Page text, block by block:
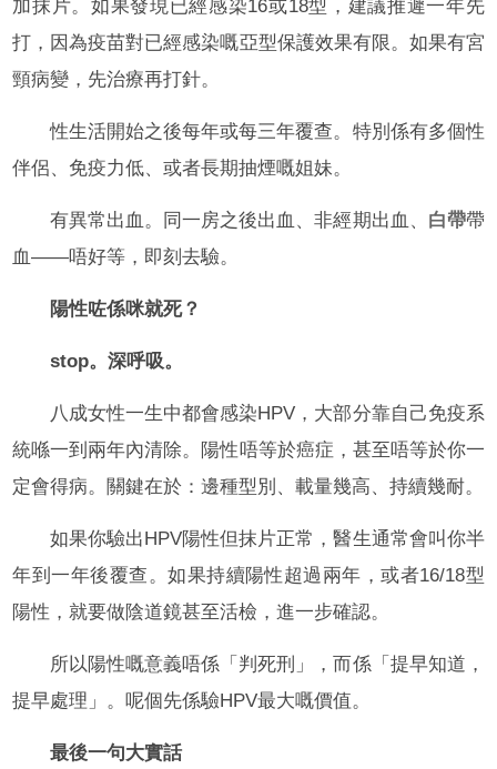
加抹片。如果發現已經感染16或18型，建議推遲一年先
打，因為疫苗對已經感染嘅亞型保護效果有限。如果有宮
頸病變，先治療再打針。
性生活開始之後每年或每三年覆查。特別係有多個性
伴侶、免疫力低、或者長期抽煙嘅姐妹。
有異常出血。同一房之後出血、非經期出血、 白帶帶
血——唔好等，即刻去驗。
陽性咗係咪就死？
stop。深呼吸。
八成女性一生中都會感染HPV，大部分靠自己免疫系
統喺一到兩年內清除。陽性唔等於癌症，甚至唔等於你一
定會得病。關鍵在於：邊種型別、載量幾高、持續幾耐。
如果你驗出HPV陽性但抹片正常，醫生通常會叫你半
年到一年後覆查。如果持續陽性超過兩年，或者16/18型
陽性，就要做陰道鏡甚至活檢，進一步確認。
所以陽性嘅意義唔係「判死刑」，而係「提早知道，
提早處理」。呢個先係驗HPV最大嘅價值。
最後一句大實話